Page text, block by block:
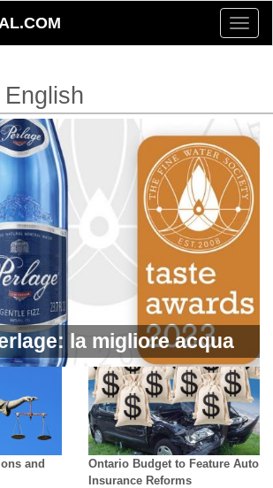
Toggle
la migliore acqua
mondo
and
Ontario Budget to Feature Auto
Insurance Reforms